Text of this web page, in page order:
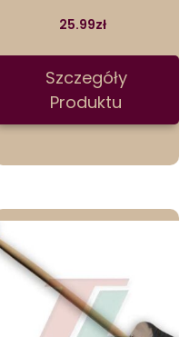
25.99zł
Szczegóły
Produktu